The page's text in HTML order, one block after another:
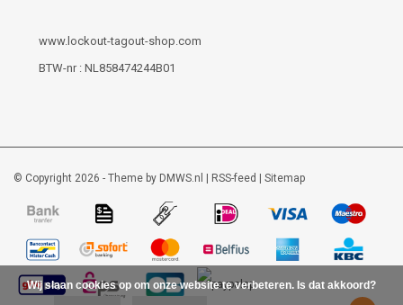
www.lockout-tagout-shop.com
BTW-nr : NL858474244B01
© Copyright 2026 - Theme by DMWS.nl RSS-feed Sitemap
Wij slaan cookies op om onze website te verbeteren. Is dat akkoord?